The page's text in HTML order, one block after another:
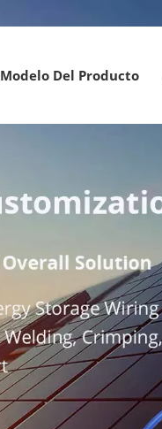
Modelo Del Producto